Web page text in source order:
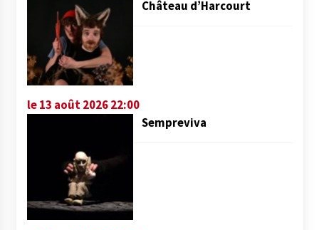
Château d’Harcourt
le 13 août 2026 22:00
Sempreviva